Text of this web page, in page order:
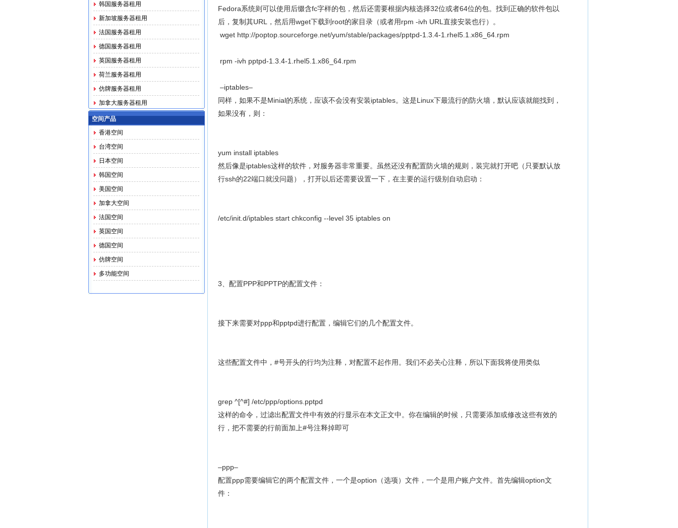
韩国服务器租用
新加坡服务器租用
法国服务器租用
德国服务器租用
英国服务器租用
荷兰服务器租用
仿牌服务器租用
加拿大服务器租用
马印越泰务器租用
空间产品
香港空间
台湾空间
日本空间
韩国空间
美国空间
加拿大空间
法国空间
英国空间
德国空间
仿牌空间
多功能空间
Fedora系统则可以使用后缀含fc字样的包，然后还需要根据内核选择32位或者64位的包。找到正确的软件包以
后，复制其URL，然后用wget下载到root的家目录（或者用rpm -ivh URL直接安装也行）。
wget http://poptop.sourceforge.net/yum/stable/packages/pptpd-1.3.4-1.rhel5.1.x86_64.rpm
rpm -ivh pptpd-1.3.4-1.rhel5.1.x86_64.rpm
–iptables–
同样，如果不是Minial的系统，应该不会没有安装iptables。这是Linux下最流行的防火墙，默认应该就能找到，
如果没有，则：
yum install iptables
然后像是iptables这样的软件，对服务器非常重要。虽然还没有配置防火墙的规则，装完就打开吧（只要默认放
行ssh的22端口就没问题），打开以后还需要设置一下，在主要的运行级别自动启动：
/etc/init.d/iptables start chkconfig --level 35 iptables on
3、配置PPP和PPTP的配置文件：
接下来需要对ppp和pptpd进行配置，编辑它们的几个配置文件。
这些配置文件中，#号开头的行均为注释，对配置不起作用。我们不必关心注释，所以下面我将使用类似
grep ^[^#] /etc/ppp/options.pptpd
这样的命令，过滤出配置文件中有效的行显示在本文正文中。你在编辑的时候，只需要添加或修改这些有效的
行，把不需要的行前面加上#号注释掉即可
–ppp–
配置ppp需要编辑它的两个配置文件，一个是option（选项）文件，一个是用户账户文件。首先编辑option文
件：